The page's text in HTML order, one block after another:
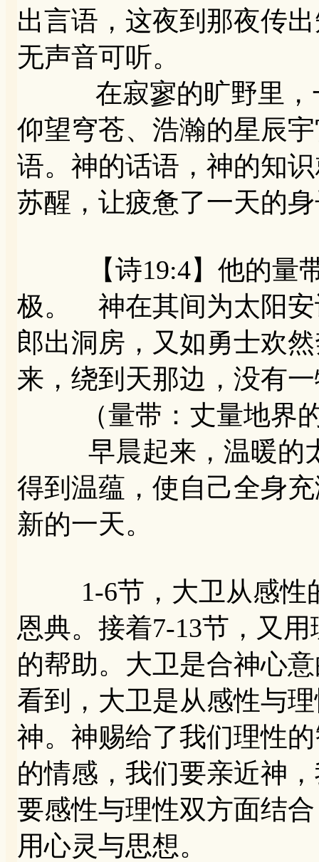
出言语，这夜到那夜传
无声音可听。
在寂寥的旷野里，一
仰望穹苍、浩瀚的星辰
语。神的话语，神的知
苏醒，让疲惫了一天的
【诗19:4】他的量带
极。 神在其间为太阳安
郎出洞房，又如勇士欢
来，绕到天那边，没有
（量带：丈量地界的
早晨起来，温暖的太
得到温蕴，使自己全身
新的一天。
1-6节，大卫从感性
恩典。接着7-13节，又
的帮助。大卫是合神心
看到，大卫是从感性与
神。神赐给了我们理性
的情感，我们要亲近神
要感性与理性双方面结
用心灵与思想。